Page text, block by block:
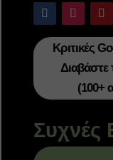
Κριτικές
Διαβάστε
(100+
Συχνές